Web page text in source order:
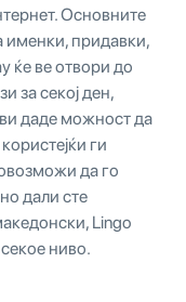
Основните
именки, придавки,
ќе ве отвори до
за секој ден,
даде можност да
ги
да го
дали сте
Lingo
ниво.